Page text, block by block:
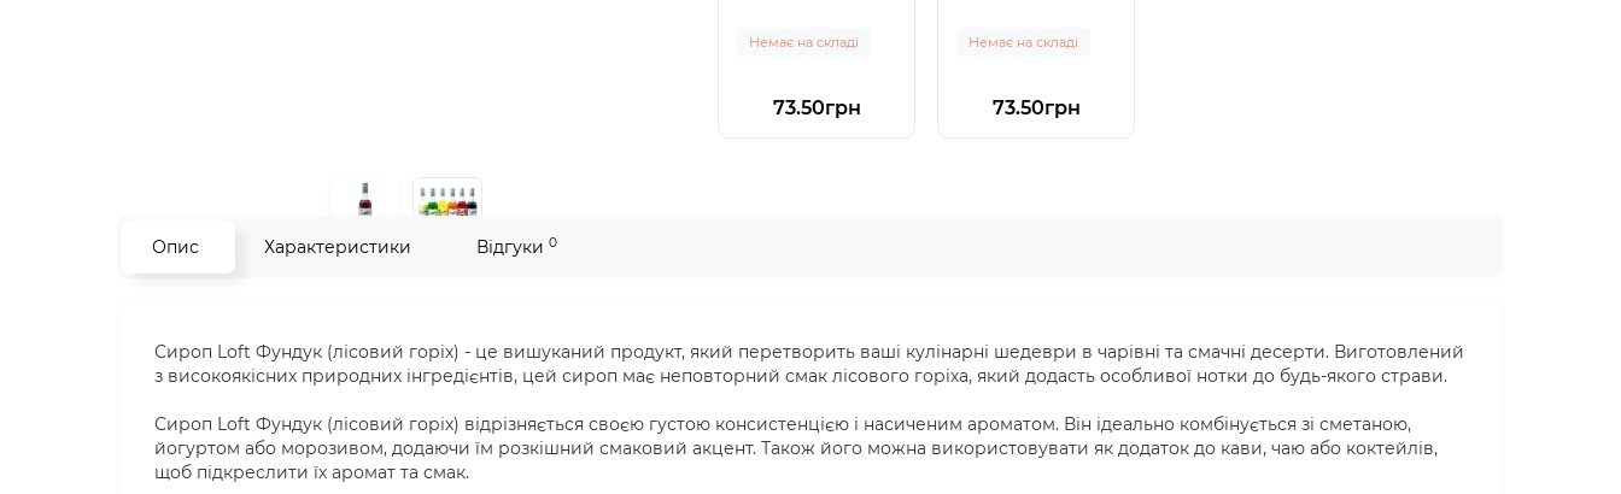
Немає на складі
73.50грн
Немає на складі
73.50грн
Опис Характеристики Відгуки 0
Сироп Loft Фундук (лісовий горіх) - це вишуканий продукт, який перетворить ваші кулінарні шедеври в чарівні та смачні десерти. Виготовлений
з високоякісних природних інгредієнтів, цей сироп має неповторний смак лісового горіха, який додасть особливої нотки до будь-якого страви.
Сироп Loft Фундук (лісовий горіх) відрізняється своєю густою консистенцією і насиченим ароматом. Він ідеально комбінується зі сметаною,
йогуртом або морозивом, додаючи їм розкішний смаковий акцент. Також його можна використовувати як додаток до кави, чаю або коктейлів,
щоб підкреслити їх аромат та смак.